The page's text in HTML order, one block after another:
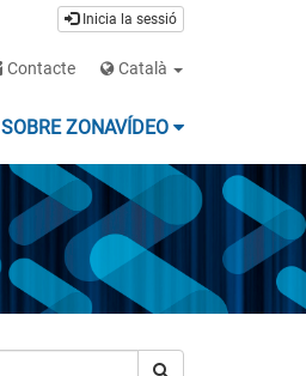
Inicia la sessió
Contacte Català
SOBRE ZONAVÍDEO